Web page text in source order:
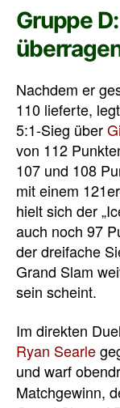
Gruppe
Nachdem er
110 lieferte,
5:1-Sieg über
von 112
107 und 108
mit einem
hielt sich der
auch noch 97
der dreifache
Grand Slam
sein scheint.
Im direkten
Ryan Searle
und warf
Matchgewinn,